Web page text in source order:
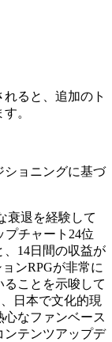
ると、追加のト
。
ショニングに基づ
衰退を経験して
プチャート24位
14日間の収益が
ンRPGが非常に
ことを示唆して
日本で文化的現
なファンベース
ンテンツアップデ